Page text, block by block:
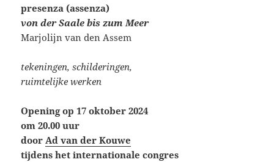
presenza (assenza)
von der Saale bis zum Meer
Marjolijn van den Assem
tekeningen, schilderingen,
ruimtelijke werken
Opening op 17 oktober 2024
om 20.00 uur
door Ad van der Kouwe
tijdens het internationale congres